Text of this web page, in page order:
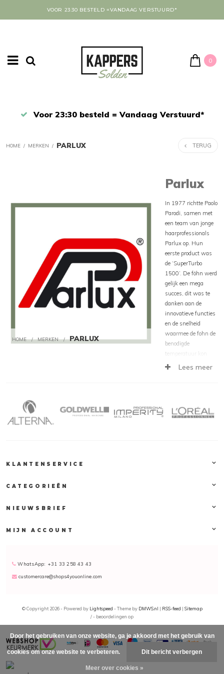
VOOR 23:30 BESTELD =VANDAAG VERSTUURD*
0
Voor 23:30 besteld = Vandaag Verstuurd*
HOME / MERKEN / PARLUX TERUG
HOME / MERKEN / PARLUX
Parlux
In 1977 richtte Paolo
Parodi, samen met
een team van jonge
haarprofessionals
Parlux op. Hun
eerste product was
de ‘SuperTurbo
1500’. De föhn werd
gelijk een mega
succes, dit was te
danken aan de
innovatieve functies
en de snelheid
waarmee de fohn de
benodigde
temperatuur kon
bereiken.
geproduceerd in Italië
en wereldwijd
Een kenmerk van de
lichte gewicht ervan.
veel opties in
jaren tachtig komt
het bedrijf wederom
Lees meer
KLANTENSERVICE
CATEGORIEËN
NIEUWSBRIEF
MIJN ACCOUNT
WhatsApp: +31 33 258 43 43
customercare@shops4youonline.com
© Copyright 2026 - Powered by Lightspeed - Theme by DMWS.nl RSS-feed
Sitemap
/- beoordelingen op
Door het gebruiken van onze website, ga je akkoord met het gebruik van
cookies om onze website te verbeteren. Dit bericht verbergen
Meer over cookies »